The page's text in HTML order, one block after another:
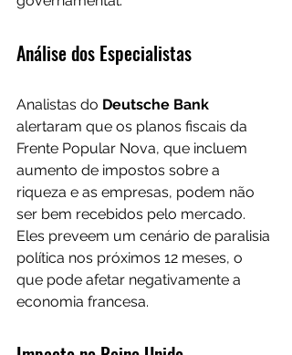
Análise dos Especialistas
Analistas do Deutsche Bank
alertaram que os planos fiscais da
Frente Popular Nova, que incluem
aumento de impostos sobre a
riqueza e as empresas, podem não
ser bem recebidos pelo mercado.
Eles preveem um cenário de paralisia
política nos próximos 12 meses, o
que pode afetar negativamente a
economia francesa.